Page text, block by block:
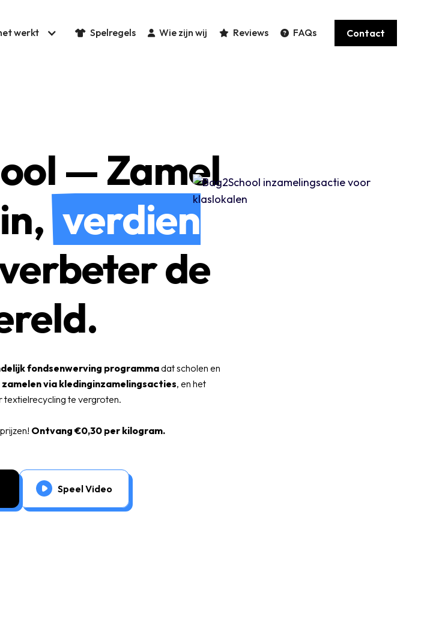
werkt  Spelregels  Wie zijn wij  Reviews  FAQs Contact
— Zamel
verdien
de
fondsenwerving programmadat scholen en
zamelen via kledinginzamelingsacties, en het
textielrecycling te vergroten.
Ontvang €0,30 per kilogram.
Speel Video